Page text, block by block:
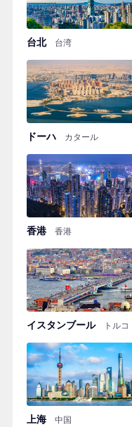
台北 台湾
ドーハ カタール
香港 香港
イスタンブール トルコ
上海 中国